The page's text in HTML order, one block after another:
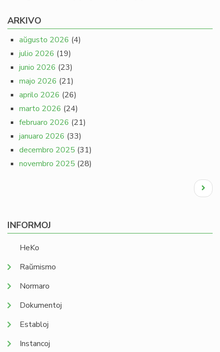
ARKIVO
aŭgusto 2026 (4)
julio 2026 (19)
junio 2026 (23)
majo 2026 (21)
aprilo 2026 (26)
marto 2026 (24)
februaro 2026 (21)
januaro 2026 (33)
decembro 2025 (31)
novembro 2025 (28)
Next
page
INFORMOJ
HeKo
Raŭmismo
Normaro
Dokumentoj
Establoj
Instancoj